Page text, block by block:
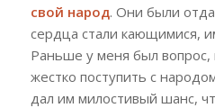
свой народ. Они были
сердца стали кающимися,
Раньше у меня был
жестко поступить с
дал им милостивый шанс,